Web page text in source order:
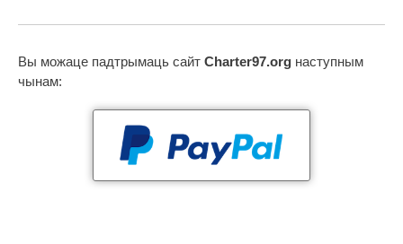
Вы можаце падтрымаць сайт Charter97.org наступным
чынам: